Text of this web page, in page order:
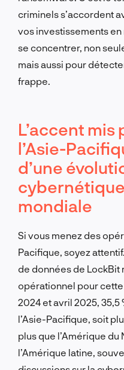
criminels s’accordent
vos investissements
se concentrer, non
mais aussi pour
frappe.
L’accent mis
l’Asie-
d’une
mondiale
Si vous menez des
Pacifique, soyez
de données de
opérationnel pour
2024 et avril 2025,
l’Asie-Pacifique, soit
plus que l’Amérique du
l’Amérique latine,